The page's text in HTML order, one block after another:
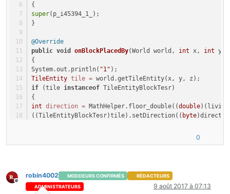
{
super(p_i45394_1_);
}
@Override
public void onBlockPlacedBy(World world, int x, int y,
{
System.out.println( "1" );
TileEntity tile = world.getTileEntity(x, y, z);
if (tile instanceof TileEntityBlockTesr)
{
int direction = MathHelper.floor_double((double
((TileEntityBlockTesr)tile).setDirection(( byte
TileEntity createTileEntity(World world,
{
return new TileEntityBlockTesr
0
Hors-ligne
robin4002 MODDEURS CONFIRMÉS
RÉDACTEURS
ADMINISTRATEURS
9 août 2017 à 07:13